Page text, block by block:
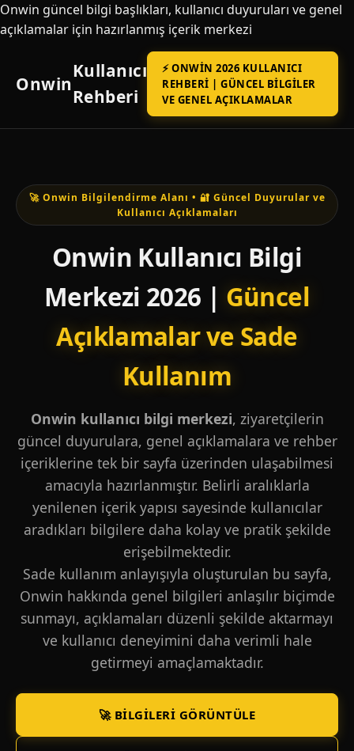
Onwin güncel bilgi başlıkları, kullanıcı duyuruları ve genel
açıklamalar için hazırlanmış içerik merkezi
Onwin
Kullanıcı
Rehberi
⚡ ONWIN 2026 KULLANICI
REHBERI | GÜNCEL BILGILER
VE GENEL AÇIKLAMALAR
🚀 Onwin Bilgilendirme Alanı • 🔐 Güncel Duyurular ve
Kullanıcı Açıklamaları
Onwin Kullanıcı Bilgi
Merkezi 2026 | Güncel
Açıklamalar ve Sade
Kullanım
Onwin kullanıcı bilgi merkezi, ziyaretçilerin
güncel duyurulara, genel açıklamalara ve rehber
içeriklerine tek bir sayfa üzerinden ulaşabilmesi
amacıyla hazırlanmıştır. Belirli aralıklarla
yenilenen içerik yapısı sayesinde kullanıcılar
aradıkları bilgilere daha kolay ve pratik şekilde
erişebilmektedir.
Sade kullanım anlayışıyla oluşturulan bu sayfa,
Onwin hakkında genel bilgileri anlaşılır biçimde
sunmayı, açıklamaları düzenli şekilde aktarmayı
ve kullanıcı deneyimini daha verimli hale
getirmeyi amaçlamaktadır.
🚀 BILGILERI GÖRÜNTÜLE